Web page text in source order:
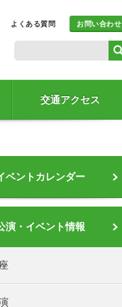
よくある質問 お問い合わせ
交通アクセス
ベントカレンダー
演・イベント情報